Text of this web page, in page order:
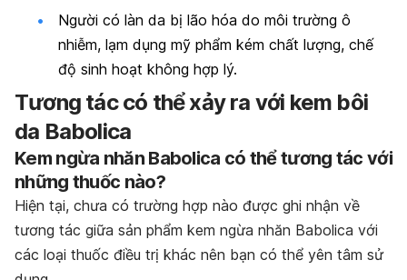
Người có làn da bị lão hóa do môi trường ô
nhiễm, lạm dụng mỹ phẩm kém chất lượng, chế
độ sinh hoạt không hợp lý.
Tương tác có thể xảy ra với kem bôi
da Babolica
Kem ngừa nhăn Babolica có thể tương tác với
những thuốc nào?
Hiện tại, chưa có trường hợp nào được ghi nhận về
tương tác giữa sản phẩm kem ngừa nhăn Babolica với
các loại thuốc điều trị khác nên bạn có thể yên tâm sử